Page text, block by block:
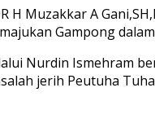
H Muzakkar A
Gampong
Nurdin Ismehram
jerih Peutuha